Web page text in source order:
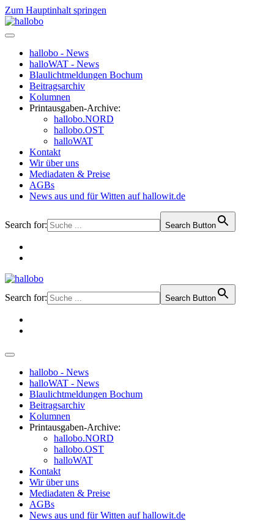
Zum Hauptinhalt springen
hallobo - News
halloWAT - News
Blaulichtmeldungen Bochum
Beitragsarchiv
Kolumnen
Printausgaben-Archive:
hallobo.NORD
hallobo.OST
halloWAT
Kontakt
Wir über uns
Mediadaten & Preise
AGBs
News aus und für Witten auf hallowit.de
Search for: Search Button
Search for: Search Button
hallobo - News
halloWAT - News
Blaulichtmeldungen Bochum
Beitragsarchiv
Kolumnen
Printausgaben-Archive:
hallobo.NORD
hallobo.OST
halloWAT
Kontakt
Wir über uns
Mediadaten & Preise
AGBs
News aus und für Witten auf hallowit.de